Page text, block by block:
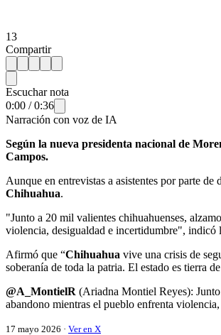
13
Compartir
Escuchar nota
0:00 /0:36
Narración con voz de IA
Según la nueva presidenta nacional de
Campos.
Aunque en entrevistas a asistentes por parte
Chihuahua.
"Junto a 20 mil valientes chihuahuenses,
violencia, desigualdad e incertidumbre", indicó
Afirmó que “Chihuahua vive una crisis de
soberanía de toda la patria. El estado es tierra
@A_MontielR (Ariadna Montiel Reyes):
abandono mientras el pueblo enfrenta
17 mayo 2026 · Ver en X